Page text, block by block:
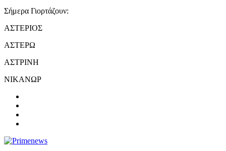
Σήμερα Γιορτάζουν:
ΑΣΤΕΡΙΟΣ
ΑΣΤΕΡΩ
ΑΣΤΡΙΝΗ
ΝΙΚΑΝΩΡ